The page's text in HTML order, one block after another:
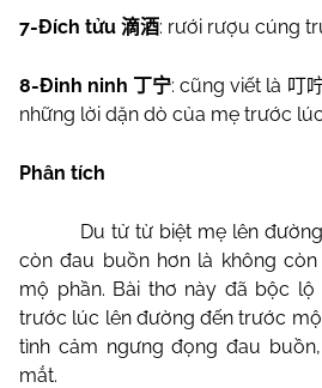
7-Đích tửu 滴酒: rưới rượu cúng
8-Đinh ninh 丁宁: cũng viết là 叮
những lời dặn dò của mẹ trước
Phân tích
Du tử từ biệt mẹ lên
còn đau buồn hơn là không
mộ phần. Bài thơ này đã bộc
trước lúc lên đường đến trước
tình cảm ngưng đọng đau
mắt.